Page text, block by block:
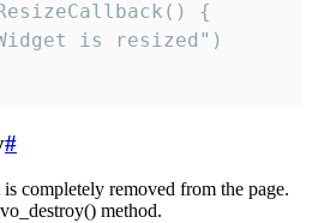
{
is resized")
#
completely removed from the page.
method.